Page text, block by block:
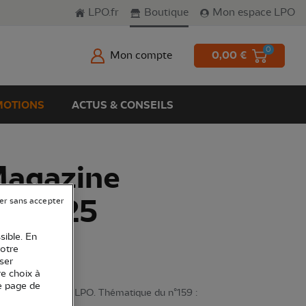
LPO.fr Boutique Mon espace LPO
Mon compte 0,00 € 0
ACTUS & CONSEILS
2025
de la LPO. Thématique du n°159 :
En
choix à
page de
sans accepter